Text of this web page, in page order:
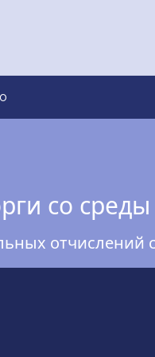
со
отчислений